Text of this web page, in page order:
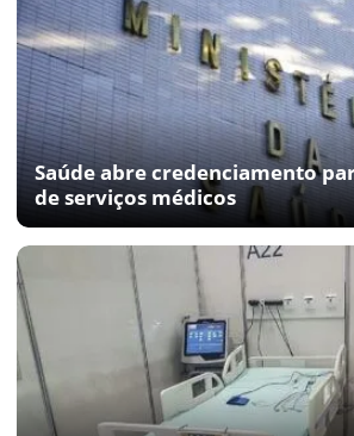
Saúde abre credenciamento
de serviços médicos